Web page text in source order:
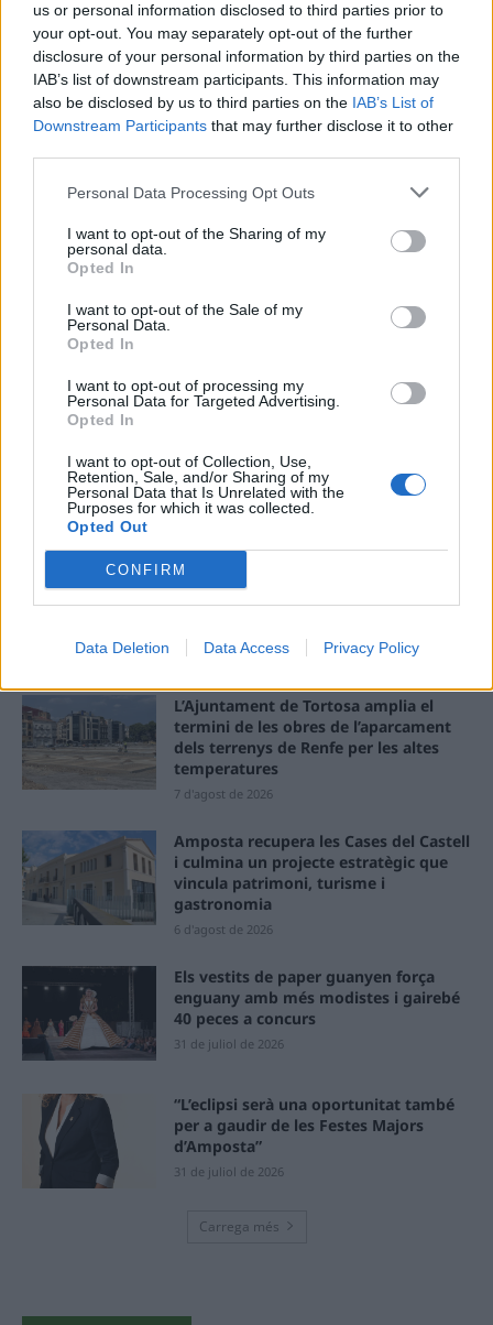
us or personal information disclosed to third parties prior to
your opt-out. You may separately opt-out of the further
disclosure of your personal information by third parties on the
IAB’s list of downstream participants. This information may
also be disclosed by us to third parties on the IAB’s List of
Downstream Participants that may further disclose it to other
Personal Data Processing Opt Outs
I want to opt-out of the Sharing of my
personal data.
Opted In
I want to opt-out of the Sale of my
Personal Data.
Opted In
I want to opt-out of processing my
Personal Data for Targeted Advertising.
Opted In
I want to opt-out of Collection, Use,
Retention, Sale, and/or Sharing of my
Personal Data that Is Unrelated with the
Purposes for which it was collected.
Opted Out
CONFIRM
Data Deletion Data Access Privacy Policy
DEIXA UNA RESPOSTA
Comentari:
aquest navegador per a la propera vegada que comenti.
ÚLTIMES NOTÍCIES
L’Ajuntament de Tortosa amplia el
termini de les obres de l’aparcament
dels terrenys de Renfe per les altes
temperatures
7 d'agost de 2026
Amposta recupera les Cases del Castell
i culmina un projecte estratègic que
vincula patrimoni, turisme i
gastronomia
6 d'agost de 2026
Els vestits de paper guanyen força
enguany amb més modistes i gairebé
40 peces a concurs
31 de juliol de 2026
“L’eclipsi serà una oportunitat també
per a gaudir de les Festes Majors
d’Amposta”
31 de juliol de 2026
Carrega més